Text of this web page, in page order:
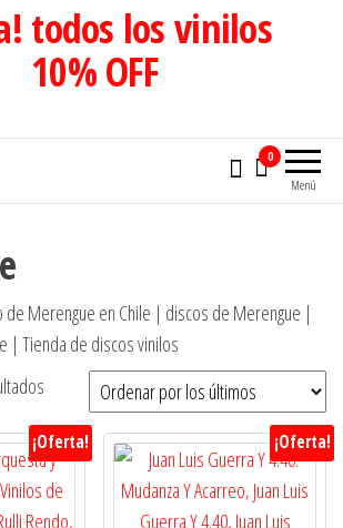
todos los vinilos
10% OFF
Menú
0
de Merengue en Chile | discos de Merengue |
| Tienda de discos vinilos
Ordenado
los
últimos
¡Oferta! ¡Oferta!